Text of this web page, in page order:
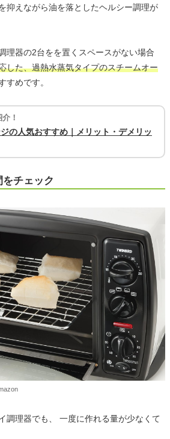
抑えながら油を落としたヘルシー調理が
理器の2台をを置くスペースがない場合
した、過熱水蒸気タイプのスチームオー
すめです。
！
の人気おすすめ｜メリット・デメリッ
をチェック
調理器でも、 一度に作れる量が少なくて